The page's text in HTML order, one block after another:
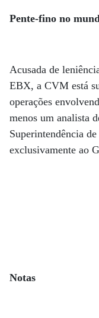
Pente-fino no
Acusada de
EBX, a CVM está
operações
menos um analista
Superintendência
exclusivamente ao
Notas